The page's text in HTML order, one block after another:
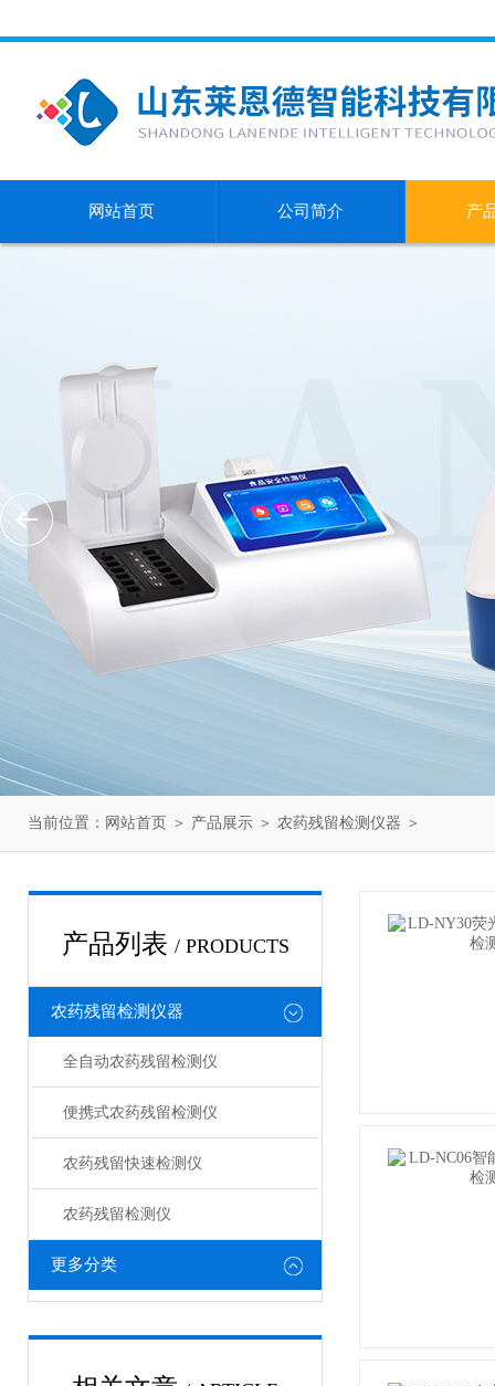
网站首页 公司简介 产
当前位置： 网站首页 ＞ 产品展示 ＞ 农药残留检测仪器 ＞
产品列表 / PRODUCTS
农药残留检测仪器
全自动农药残留检测仪
便携式农药残留检测仪
农药残留快速检测仪
农药残留检测仪
更多分类